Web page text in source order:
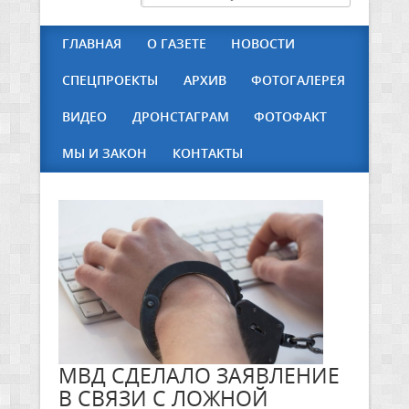
ГЛАВНАЯ О ГАЗЕТЕ НОВОСТИ
СПЕЦПРОЕКТЫ АРХИВ ФОТОГАЛЕРЕЯ
ВИДЕО ДРОНСТАГРАМ ФОТОФАКТ
МЫ И ЗАКОН КОНТАКТЫ
МВД СДЕЛАЛО ЗАЯВЛЕНИЕ
В СВЯЗИ С ЛОЖНОЙ